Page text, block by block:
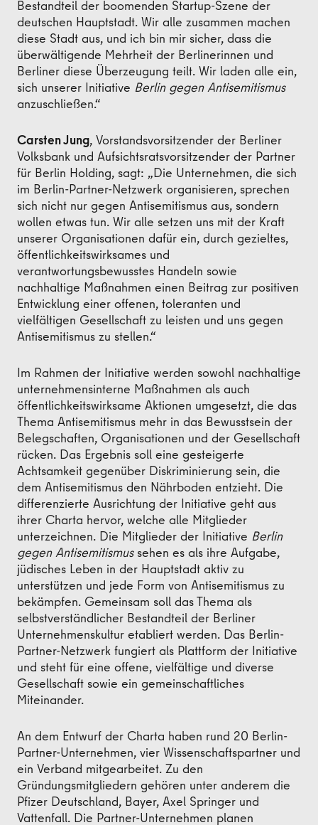
Bestandteil der boomenden Startup-Szene der
deutschen Hauptstadt. Wir alle zusammen machen
diese Stadt aus, und ich bin mir sicher, dass die
überwältigende Mehrheit der Berlinerinnen und
Berliner diese Überzeugung teilt. Wir laden alle ein,
sich unserer Initiative Berlin gegen Antisemitismus
anzuschließen.“
Carsten Jung, Vorstandsvorsitzender der Berliner
Volksbank und Aufsichtsratsvorsitzender der Partner
für Berlin Holding, sagt: „Die Unternehmen, die sich
im Berlin-Partner-Netzwerk organisieren, sprechen
sich nicht nur gegen Antisemitismus aus, sondern
wollen etwas tun. Wir alle setzen uns mit der Kraft
unserer Organisationen dafür ein, durch gezieltes,
öffentlichkeitswirksames und
verantwortungsbewusstes Handeln sowie
nachhaltige Maßnahmen einen Beitrag zur positiven
Entwicklung einer offenen, toleranten und
vielfältigen Gesellschaft zu leisten und uns gegen
Antisemitismus zu stellen.“
Im Rahmen der Initiative werden sowohl nachhaltige
unternehmensinterne Maßnahmen als auch
öffentlichkeitswirksame Aktionen umgesetzt, die das
Thema Antisemitismus mehr in das Bewusstsein der
Belegschaften, Organisationen und der Gesellschaft
rücken. Das Ergebnis soll eine gesteigerte
Achtsamkeit gegenüber Diskriminierung sein, die
dem Antisemitismus den Nährboden entzieht. Die
differenzierte Ausrichtung der Initiative geht aus
ihrer Charta hervor, welche alle Mitglieder
unterzeichnen. Die Mitglieder der Initiative Berlin
gegen Antisemitismus sehen es als ihre Aufgabe,
jüdisches Leben in der Hauptstadt aktiv zu
unterstützen und jede Form von Antisemitismus zu
bekämpfen. Gemeinsam soll das Thema als
selbstverständlicher Bestandteil der Berliner
Unternehmenskultur etabliert werden. Das Berlin-
Partner-Netzwerk fungiert als Plattform der Initiative
und steht für eine offene, vielfältige und diverse
Gesellschaft sowie ein gemeinschaftliches
Miteinander.
An dem Entwurf der Charta haben rund 20 Berlin-
Partner-Unternehmen, vier Wissenschaftspartner und
ein Verband mitgearbeitet. Zu den
Gründungsmitgliedern gehören unter anderem die
Pfizer Deutschland, Bayer, Axel Springer und
Vattenfall. Die Partner-Unternehmen planen